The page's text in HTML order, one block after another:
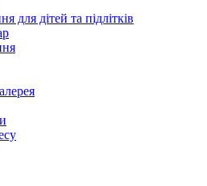
для дітей та підлітків